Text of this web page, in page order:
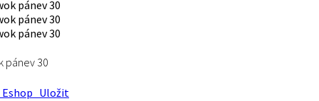
pánev 30
Uložit